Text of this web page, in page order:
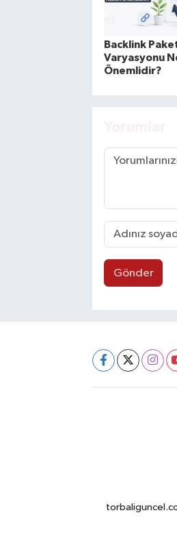
Backlink
Varyasyonu
Önemlidir?
Gönder